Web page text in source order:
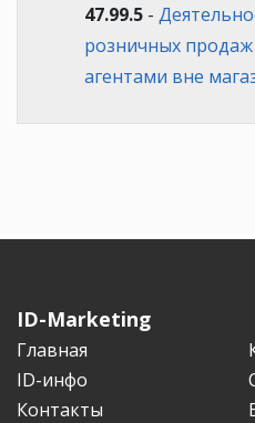
47.99.5 -
розничных
агентами вне
ID-Marketing
Главная
ID-инфо
Контакты